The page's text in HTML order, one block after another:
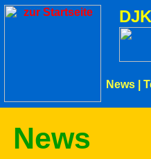
News
News